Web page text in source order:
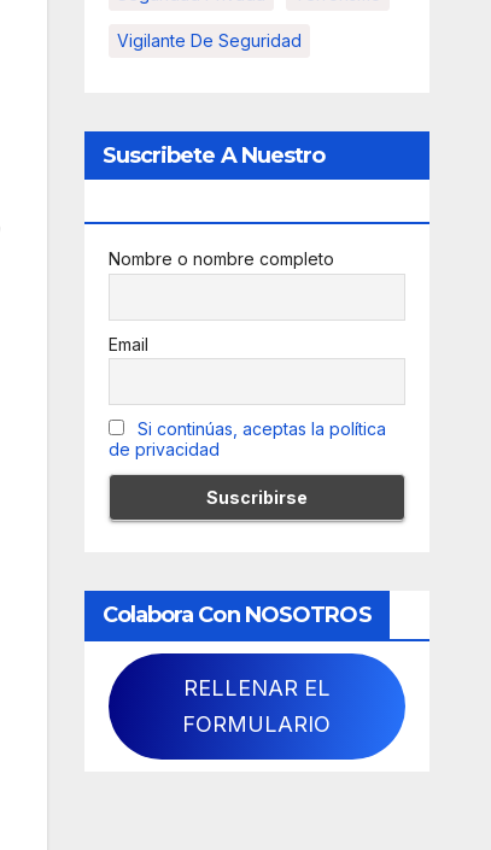
Vigilante De Seguridad
Suscribete A Nuestro
Nombre o nombre completo
Email
Si continúas, aceptas la política
de privacidad
Colabora Con NOSOTROS
RELLENAR EL
FORMULARIO